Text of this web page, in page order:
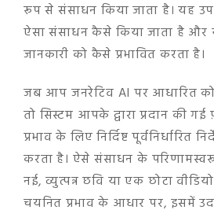
रूप से संसाधन किया जाता है। यह
ऐसा संसाधन कैसे किया जाता है और
जानकारी को कैसे प्रभावित करता है।
जब आप जनरेटिव AI पर आधारित
तो सिस्टम आपके द्वारा प्रदान की
प्रभाव के लिए निर्दिष्ट पूर्वनिर्धारित
करता है। ऐसे संसाधन के
नई, व्युत्पन्न छवि या एक छोटा
चयनित प्रभाव के आधार पर, इसमें